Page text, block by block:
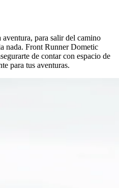
para salir del camino
nada. Front Runner Dometic
de contar con espacio de
para tus aventuras.